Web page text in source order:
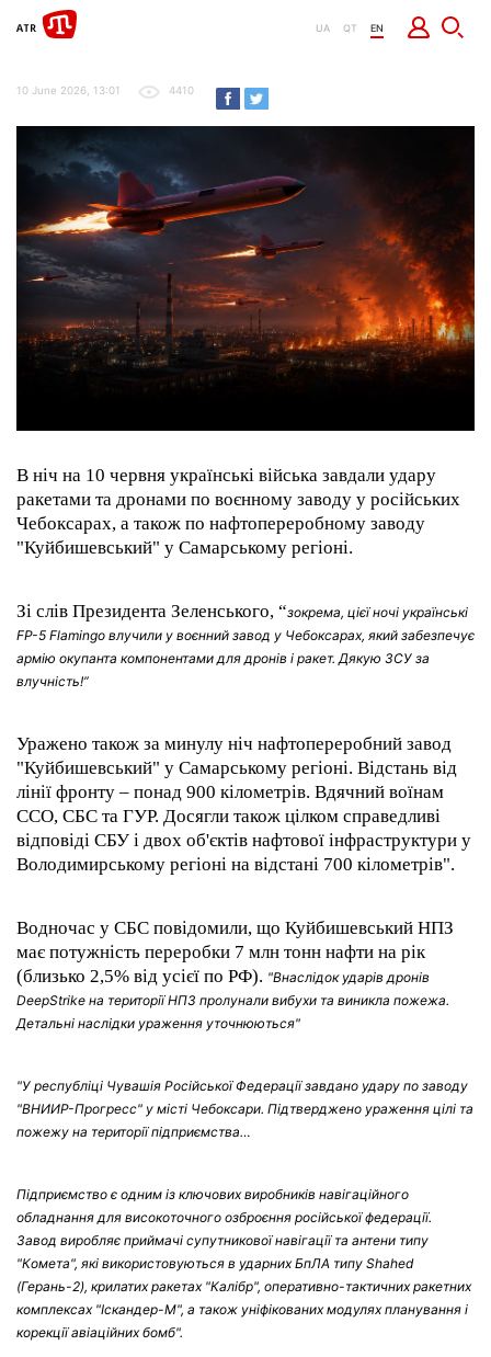
UA QT EN
10 June 2026, 13:01 4410
В ніч на 10 червня українські війська завдали удару
ракетами та дронами по воєнному заводу у російських
Чебоксарах, а також по нафтопереробному заводу
"Куйбишевський" у Самарському регіоні.
Зі слів Президента Зеленського, “зокрема, цієї ночі українські
FP-5 Flamingo влучили у воєнний завод у Чебоксарах, який забезпечує
армію окупанта компонентами для дронів і ракет. Дякую ЗСУ за
влучність!”
Уражено також за минулу ніч нафтопереробний завод
"Куйбишевський" у Самарському регіоні. Відстань від
лінії фронту – понад 900 кілометрів. Вдячний воїнам
ССО, СБС та ГУР. Досягли також цілком справедливі
відповіді СБУ і двох об'єктів нафтової інфраструктури у
Володимирському регіоні на відстані 700 кілометрів".
Водночас у СБС повідомили, що Куйбишевський НПЗ
має потужність переробки 7 млн тонн нафти на рік
(близько 2,5% від усієї по РФ). "Внаслідок ударів дронів
DeepStrike на території НПЗ пролунали вибухи та виникла пожежа.
Детальні наслідки ураження уточнюються"
"У республіці Чувашія Російської Федерації завдано удару по заводу
"ВНИИР-Прогресс" у місті Чебоксари. Підтверджено ураження цілі та
пожежу на території підприємства…
Підприємство є одним із ключових виробників навігаційного
обладнання для високоточного озброєння російської федерації.
Завод виробляє приймачі супутникової навігації та антени типу
"Комета", які використовуються в ударних БпЛА типу Shahed
(Герань-2), крилатих ракетах "Калібр", оперативно-тактичних ракетних
комплексах "Іскандер-М", а також уніфікованих модулях планування і
корекції авіаційних бомб".